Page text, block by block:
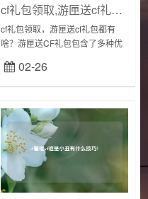
cf礼包领取,游匣送cf礼包都有啥?
cf礼包领取，游匣送cf礼包都有
啥？游匣送CF礼包包含了多种优
肤、装备道具、游戏币、经验值
等，以及额外的游戏福利如VIP特
02-26